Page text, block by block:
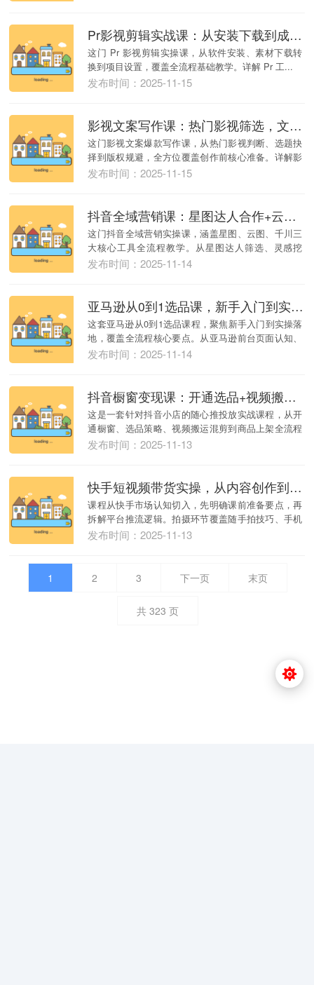
Pr影视剪辑实战课：从安装下载到成片输出，画面剪辑+字幕调色+电影感营造全技巧
这门 Pr 影视剪辑实操课，从软件安装、素材下载转
换到项目设置，覆盖全流程基础教学。详解 Pr 工...
发布时间：2025-11-15
影视文案写作课：热门影视筛选，文案创作全流程，解锁流量密码与版权技巧
这门影视文案爆款写作课，从热门影视判断、选题抉
择到版权规避，全方位覆盖创作前核心准备。详解影
视文案...
发布时间：2025-11-15
抖音全域营销课：星图达人合作+云图数据洞察+千川投放，全流程实操
这门抖音全域营销实操课，涵盖星图、云图、千川三
大核心工具全流程教学。从星图达人筛选、灵感挖
掘、任务...
发布时间：2025-11-14
亚马逊从0到1选品课，新手入门到实操落地，覆盖全流程核心要点，精准锁定高潜力市场
这套亚马逊从0到1选品课程，聚焦新手入门到实操落
地，覆盖全流程核心要点。从亚马逊前台页面认知、
关键...
发布时间：2025-11-14
抖音橱窗变现课：开通选品+视频搬运混剪+随心推投放全技巧
这是一套针对抖音小店的随心推投放实战课程，从开
通橱窗、选品策略、视频搬运混剪到商品上架全流程
覆盖，...
发布时间：2025-11-13
快手短视频带货实操，从内容创作到流量转化，新手快速上手变现
课程从快手市场认知切入，先明确课前准备要点，再
拆解平台推流逻辑。拍摄环节覆盖随手拍技巧、手机
相机设...
发布时间：2025-11-13
1 2 3 下一页 末页
共 323 页